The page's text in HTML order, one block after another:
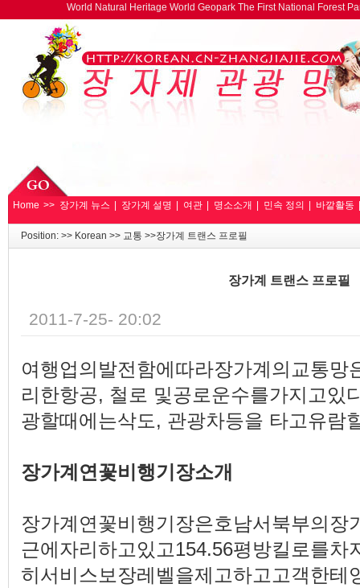
World Natural Heritage World Geopark The First National
Home >> 장가계 뉴스 장가계 설명 여관 명소소개 민속 정의 바깥활동
Position: >> Korean >> 교통 >>장가계 트랜스 프로필
장가계 트랜스 프로필
2011-7-25- 20:02
여행업의발전함에따라장가계의교통망
리한항공, 철로 및공로운수를가지고있
광할때에는삭도, 관광차등을 타고유람
장가계연꽃비행기장소개
장가계연꽃비행기장은호남서북부의장
근에자리하고있고154.56평방킬로를차
히서비스보장레벨을제고하고고객한테